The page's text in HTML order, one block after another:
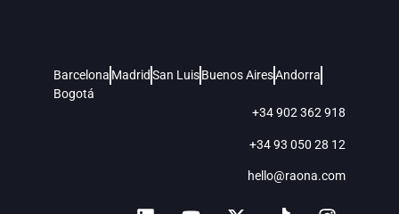
Barcelona MadridSan LuisBuenos AiresAndorra
Bogotá
+34 902 362 918
+34 93 050 28 12
hello@raona.com